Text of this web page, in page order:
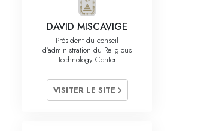
La technologie de l’étude
La communicationDAVID MISCAVIGE
Président du conseil
d’administration du Religious
Technology Center
VISITER LE SITE